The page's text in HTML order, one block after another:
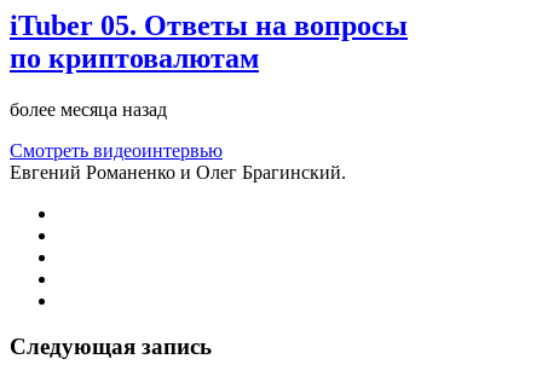
iTuber 05. Ответы на вопросы
по криптовалютам
более месяца назад
Смотреть видеоинтервью
Евгений Романенко и Олег Брагинский.
Следующая запись